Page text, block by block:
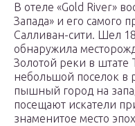
В отеле «Gold River»
Запада» и его самого
Салливан-сити. Шел
обнаружила
Золотой реки в штате
небольшой поселок в
пышный город на
посещают искатели
знаменитое место